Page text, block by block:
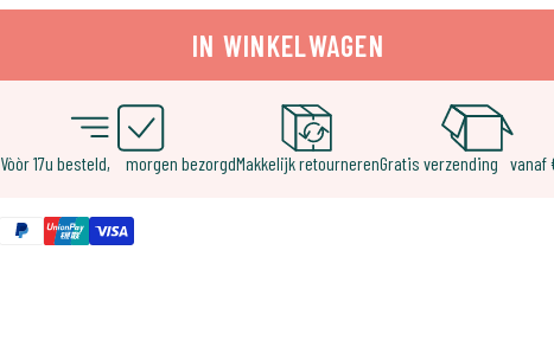
IN WINKELWAGEN
Vòòr 17u besteld, morgen bezorgdMakkelijk retournerenGratis verzending vanaf